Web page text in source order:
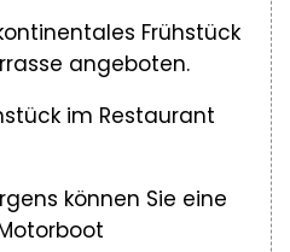
Frühstück
angeboten.
im Restaurant
können Sie eine